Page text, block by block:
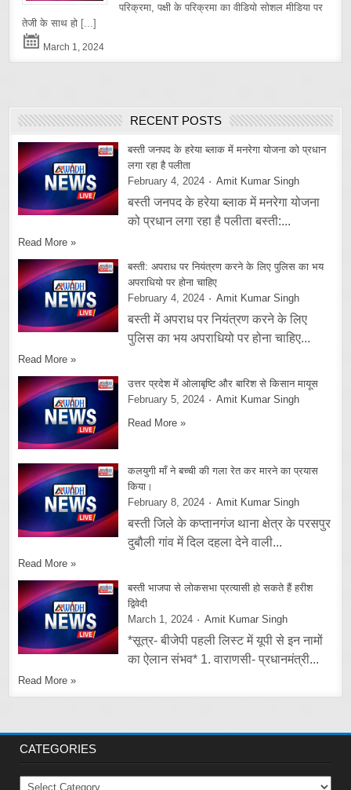
परिक्रमा, पक्षी के परिक्रमा का वीडियो सोशल मीडिया पर
तेजी के साथ हो [...]
March 1, 2024
RECENT POSTS
बस्ती जनपद के हरेया ब्लाक में मनरेगा योजना को प्रधान
लगा रहा है पलीता
February 4, 2024
Amit Kumar Singh
बस्ती जनपद के हरेया ब्लाक में मनरेगा योजना
को प्रधान लगा रहा है पलीता बस्ती:...
Read More »
बस्ती: अपराध पर नियंत्रण करने के लिए पुलिस का भय
अपराधियो पर होना चाहिए
February 4, 2024
Amit Kumar Singh
बस्ती में अपराध पर नियंत्रण करने के लिए
पुलिस का भय अपराधियो पर होना चाहिए...
Read More »
उत्तर प्रदेश में ओलाबृष्टि और बारिश से किसान मायूस
February 5, 2024
Amit Kumar Singh
Read More »
कलयुगी माँ ने बच्ची की गला रेत कर मारने का प्रयास
किया।
February 8, 2024
Amit Kumar Singh
बस्ती जिले के कप्तानगंज थाना क्षेत्र के परसपुर
दुबौली गांव में दिल दहला देने वाली...
Read More »
बस्ती भाजपा से लोकसभा प्रत्यासी हो सकते हैं हरीश
द्विवेदी
March 1, 2024
Amit Kumar Singh
*सूत्र- बीजेपी पहली लिस्ट में यूपी से इन नामों
का ऐलान संभव* 1. वाराणसी- प्रधानमंत्री...
Read More »
CATEGORIES
Categories